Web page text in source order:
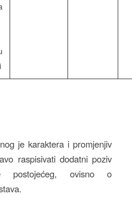
je karaktera i promjenjiv
raspisivati dodatni poziv
postojećeg, ovisno o